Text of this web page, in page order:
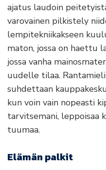
ajatus laudoin
varovainen pilkistely
lempitekniikakseen
maton, jossa on haettu
jossa vanha
uudelle tilaa.
suhdettaan
kun voin vain nopeasti
tarvitsemani, leppoisaa
tuumaa.
Elämän palkit